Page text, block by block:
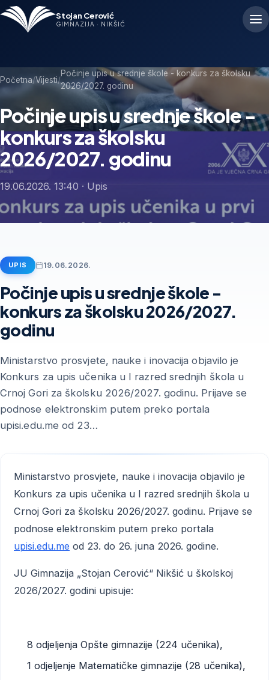
Stojan Cerović
GIMNAZIJA · NIKŠIĆ
Početna/Vijesti/
Počinje upis u srednje škole - konkurs za školsku
2026/2027. godinu
Počinje upis u srednje škole -
konkurs za školsku
2026/2027. godinu
19.06.2026. 13:40 · Upis
UPIS 19.06.2026.
Počinje upis u srednje škole -
konkurs za školsku 2026/2027.
godinu
Ministarstvo prosvjete, nauke i inovacija objavilo je
Konkurs za upis učenika u I razred srednjih škola u
Crnoj Gori za školsku 2026/2027. godinu. Prijave se
podnose elektronskim putem preko portala
upisi.edu.me od 23…
Ministarstvo prosvjete, nauke i inovacija objavilo je
Konkurs za upis učenika u I razred srednjih škola u
Crnoj Gori za školsku 2026/2027. godinu. Prijave se
podnose elektronskim putem preko portala
upisi.edu.me od 23. do 26. juna 2026. godine.
JU Gimnazija „Stojan Cerović“ Nikšić u školskoj
2026/2027. godini upisuje:
8 odjeljenja Opšte gimnazije (224 učenika),
1 odjeljenje Matematičke gimnazije (28 učenika),